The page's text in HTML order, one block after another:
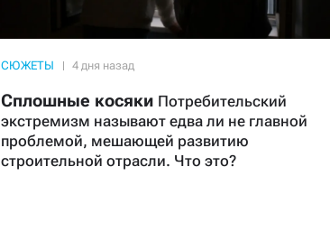
СЮЖЕТЫ
Сплошные косяки Потребительский
экстремизм называют едва ли не главной
проблемой, мешающей развитию
строительной отрасли. Что это?